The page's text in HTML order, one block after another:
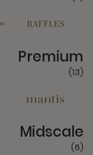
Premium
(13)
Midscale
(6)